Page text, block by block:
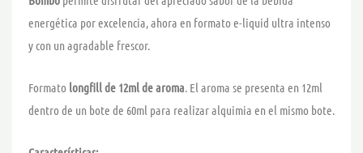
energética por excelencia, ahora en formato e-liquid ultra intenso
y con un agradable frescor.
Formato longfill de 12ml de aroma. El aroma se presenta en 12ml
dentro de un bote de 60ml para realizar alquimia en el mismo bote.